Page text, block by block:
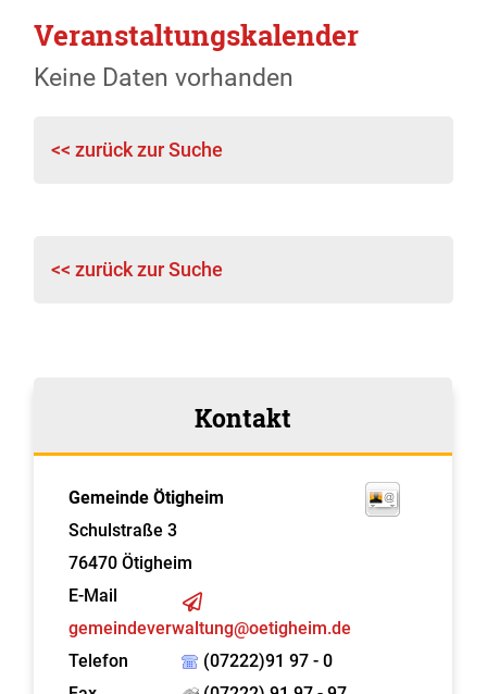
Veranstaltungskalender
Keine Daten vorhanden
<< zurück zur Suche
<< zurück zur Suche
Kontakt
Gemeinde Ötigheim
Schulstraße 3
76470 Ötigheim
E-Mail
gemeindeverwaltung@oetigheim.de
Telefon
(07222)91 97 - 0